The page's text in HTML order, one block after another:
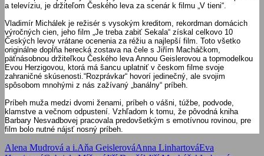
a televíziu, je držiteľom Českého leva za scenár k filmu „V tieni“.
Vladimír Michálek je režisér s vysokým kreditom, rekordman domácich
výročných cien, jeho film „Je treba zabiť Sekala“ získal celkovo 10
Českých levov vrátane ocenenia za réžiu a najlepší film. Toto všetko
originálne dopĺňa herecká zostava na čele s Jiřím Macháčkom,
päťnásobnou držiteľkou Českého leva Annou Geislerovou a topmodelkou
Evou Herzigovou, ktorá má šancu uplatniť v českom filme svoje
zahraničné skúsenosti.“Rozprávkar“ hovorí jedinečný, ale svojim
spôsobom mnohými z nás zažívaný „banálny“ príbeh.
Príbeh muža medzi dvomi ženami, príbeh o vášni, túžbe, podvode,
klamstve a večnom odpustení. Vzhľadom k tomu, že pôvodná kniha
Barbary Nesvadbovej pracovala predovšetkým s emotívnou rovinou, pre
film bolo nutné nájsť nosný príbeh.
Alena Mudrová a i.Aňa GeislerováAnna LinhartováEva